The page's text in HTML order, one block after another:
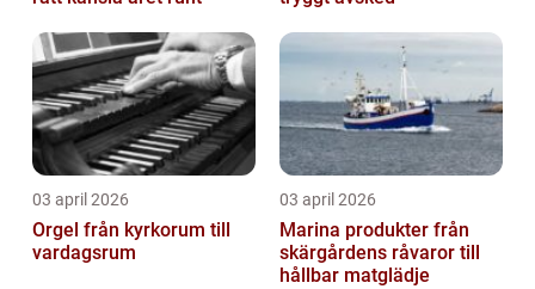
03 april 2026
Orgel från kyrkorum till
vardagsrum
03 april 2026
Marina produkter från
skärgårdens råvaror till
hållbar matglädje